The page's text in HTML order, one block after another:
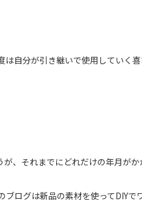
自分が引き継いで使用していく
、それまでにどれだけの年月が
ログは新品の素材を使ってDIYで